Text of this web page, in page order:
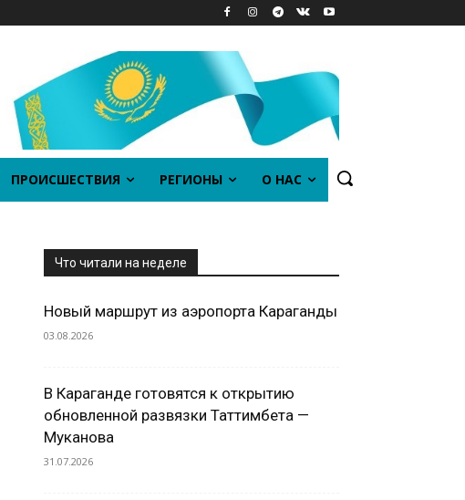
ПРОИСШЕСТВИЯ РЕГИОНЫ О НАС
Что читали на неделе
Новый маршрут из аэропорта Караганды
03.08.2026
В Караганде готовятся к открытию
обновленной развязки Таттимбета —
Муканова
31.07.2026